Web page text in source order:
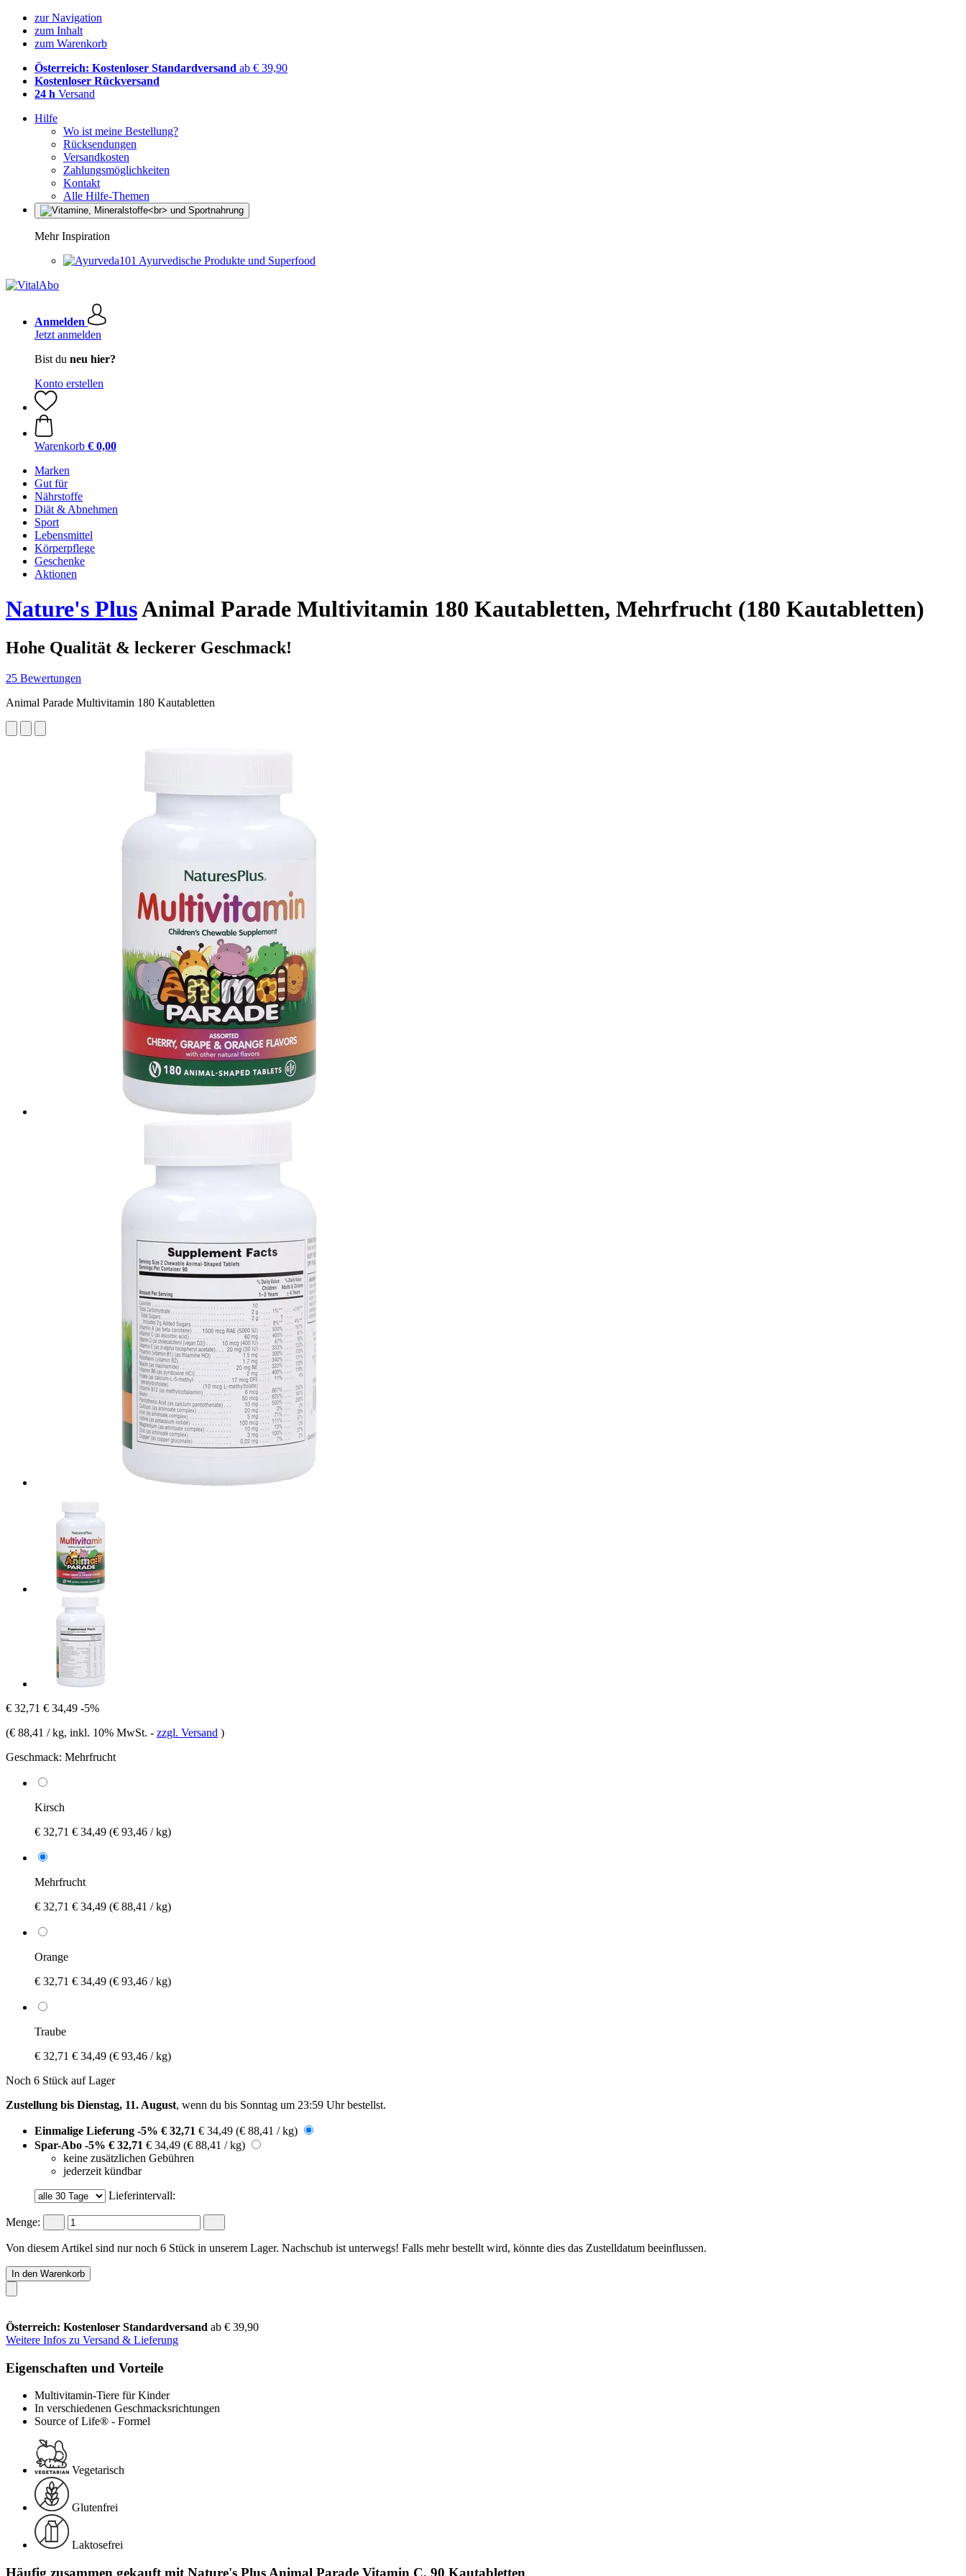
zur Navigation
zum Inhalt
zum Warenkorb
Österreich: Kostenloser Standardversand ab € 39,90
Kostenloser Rückversand
24 h Versand
Hilfe
Wo ist meine Bestellung?
Rücksendungen
Versandkosten
Zahlungsmöglichkeiten
Kontakt
Alle Hilfe-Themen
Mehr Inspiration
Ayurvedische Produkte und Superfood
Anmelden
Jetzt anmelden
Bist du neu hier?
Konto erstellen
Warenkorb € 0,00
Marken
Gut für
Nährstoffe
Diät & Abnehmen
Sport
Lebensmittel
Körperpflege
Geschenke
Aktionen
Nature's PlusAnimal Parade Multivitamin 180 Kautabletten, Mehrfrucht (180 Kautabletten)
Hohe Qualität & leckerer Geschmack!
25 Bewertungen
Animal Parade Multivitamin 180 Kautabletten
€ 32,71 € 34,49 -5%
(€ 88,41 / kg, inkl. 10% MwSt. - zzgl. Versand )
Geschmack: Mehrfrucht
Kirsch
€ 32,71 € 34,49 (€ 93,46 / kg)
Mehrfrucht
€ 32,71 € 34,49 (€ 88,41 / kg)
Orange
€ 32,71 € 34,49 (€ 93,46 / kg)
Traube
€ 32,71 € 34,49 (€ 93,46 / kg)
Noch 6 Stück auf Lager
Zustellung bis Dienstag, 11. August, wenn du bis Sonntag um 23:59 Uhrbestellst.
Einmalige Lieferung -5% € 32,71 € 34,49 (€ 88,41 / kg)
Spar-Abo -5% € 32,71 € 34,49 (€ 88,41 / kg)
keine zusätzlichen Gebühren
jederzeit kündbar
Lieferintervall:
Menge:
Von diesem Artikel sind nur noch 6 Stück in unserem Lager. Nachschub ist unterwegs! Falls mehr bestellt wird, könnte dies das Zustelldatum beeinflussen.
In den Warenkorb
Österreich: Kostenloser Standardversand ab € 39,90
Weitere Infos zu Versand & Lieferung
Eigenschaften und Vorteile
Multivitamin-Tiere für Kinder
In verschiedenen Geschmacksrichtungen
Source of Life® - Formel
Vegetarisch
Glutenfrei
Laktosefrei
Häufig zusammen gekauft mit Nature's Plus Animal Parade Vitamin C, 90 Kautabletten